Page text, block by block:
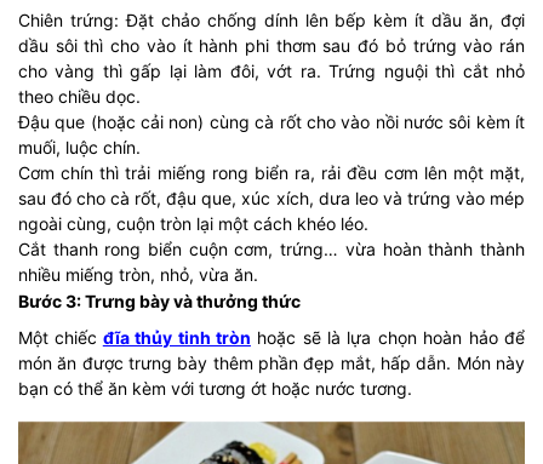
Chiên trứng: Đặt chảo chống dính lên bếp kèm ít dầu ăn, đợi
dầu sôi thì cho vào ít hành phi thơm sau đó bỏ trứng vào rán
cho vàng thì gấp lại làm đôi, vớt ra. Trứng nguội thì cắt nhỏ
theo chiều dọc.
Đậu que (hoặc cải non) cùng cà rốt cho vào nồi nước sôi kèm ít
muối, luộc chín.
Cơm chín thì trải miếng rong biển ra, rải đều cơm lên một mặt,
sau đó cho cà rốt, đậu que, xúc xích, dưa leo và trứng vào mép
ngoài cùng, cuộn tròn lại một cách khéo léo.
Cắt thanh rong biển cuộn cơm, trứng… vừa hoàn thành thành
nhiều miếng tròn, nhỏ, vừa ăn.
Bước 3: Trưng bày và thưởng thức
Một chiếc đĩa thủy tinh tròn hoặc sẽ là lựa chọn hoàn hảo để
món ăn được trưng bày thêm phần đẹp mắt, hấp dẫn. Món này
bạn có thể ăn kèm với tương ớt hoặc nước tương.